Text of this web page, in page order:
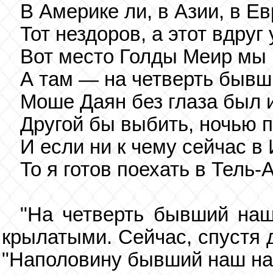
В Америке ли, в Азии, в
Тот нездоров, а этот вдруг
Вот место Голды Меир мы
А там — на четверть
Моше Даян без глаза был
Другой бы выбить, ночью
И если ни к чему сейчас в
То я готов поехать в Тель-
"На четверть бывший
крылатыми. Сейчас, спустя
"Наполовину бывший наш